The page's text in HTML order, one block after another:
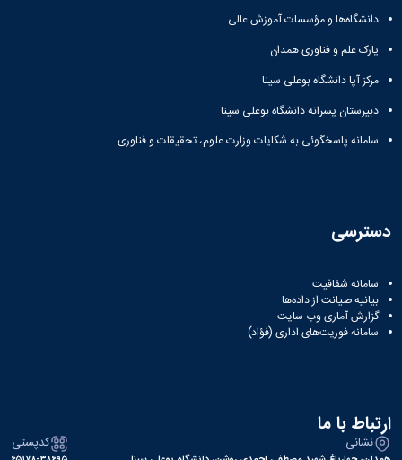
دانشگاه‌ها و مؤسسات آموزش عالی
پارک علم و فناوری همدان
مرکز آپا دانشگاه بوعلی سینا
دبیرستان پسرانه دانشگاه بوعلی سینا
سامانه پاسخگوئی به شکایات وزارت علوم، تحقیقات و فناوری
دسترسی
سامانه شفافیت
بیانیه صیانت از داده‌ها
گزارش آماری وب‌ سایت
سامانه فوریت‌های اداری (فؤاد)
ارتباط با ما
نشانی کدپستی